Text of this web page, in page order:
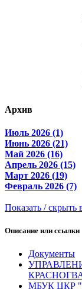
Архив
Июль 2026 (1)
Июнь 2026 (21)
Май 2026 (16)
Апрель 2026 (15)
Март 2026 (19)
Февраль 2026 (7)
Показать / скрыть
Описание или ссылки
Документы
МБУК ЦКР